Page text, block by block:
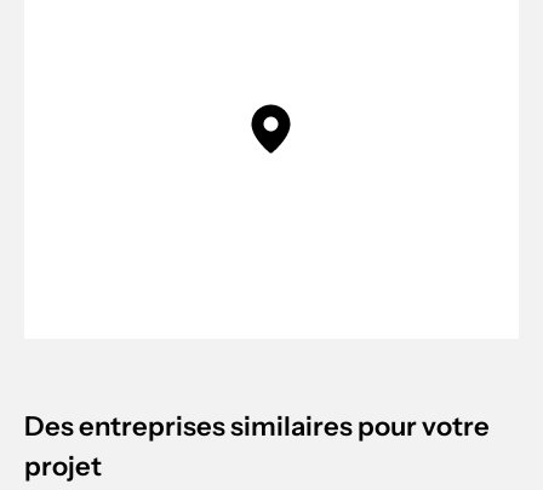
Des entreprises similaires pour votre
projet